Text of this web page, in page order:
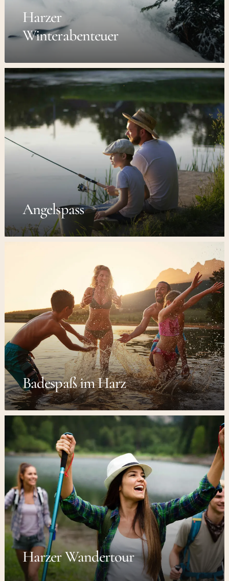
Harzer
Winterabenteuer
Angelspass
Badespaß im Harz
Harzer Wandertour